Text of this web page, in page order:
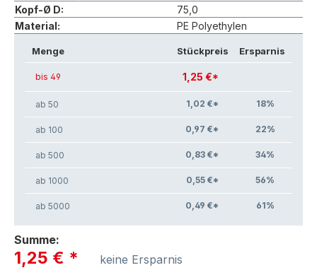
Kopf-Ø D:
75,0
Material:
PE Polyethylen
Menge Stückpreis Ersparnis
bis 49 1,25 €*
ab 50 1,02 €* 18%
ab 100 0,97 €* 22%
ab 500 0,83 €* 34%
ab 1000 0,55 €* 56%
ab 5000 0,49 €* 61%
Summe:
1,25 € *
keine Ersparnis